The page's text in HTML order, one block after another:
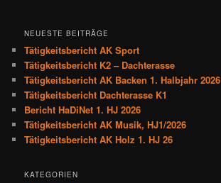
NEUESTE BEITRÄGE
Tätigkeitsbericht AK Sport
Tätigkeitsbericht K2 – Dachterasse
Tätigkeitsbericht AK Backen 1. Halbjahr 2026
Tätigkeitsbericht Dachterasse K1
Bericht HaDiNet 1. HJ 2026
Tätigkeitsbericht AK Musik, HJ1/2026
Tätigkeitsbericht AK Holz 1. HJ 26
KATEGORIEN